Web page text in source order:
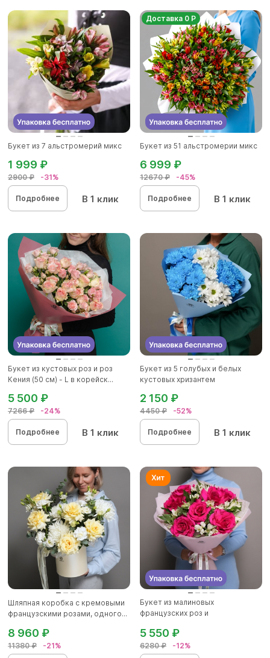
Букет из 7 альстромерий микс
2900 ₽ -31%
1 999 ₽
Подробнее В 1 клик
Доставка 0 Р
Букет из 51 альстромерии микс
12670 ₽ -45%
6 999 ₽
Подробнее В 1 клик
Букет из кустовых роз и роз
Кения (50 см) - L в корейск...
7266 ₽ -24%
5 500 ₽
Подробнее В 1 клик
Букет из 5 голубых и белых
кустовых хризантем
4450 ₽ -52%
2 150 ₽
Подробнее В 1 клик
Шляпная коробка с кремовыми
французскими розами, одного...
11380 ₽ -21%
8 960 ₽
Букет из малиновых
французских роз и
6280 ₽ -12%
5 550 ₽